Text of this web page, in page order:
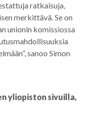
ratkaisuja,
merkittävä. Se on
unionin komissiossa
sanoo Simon
yliopiston sivuilla,